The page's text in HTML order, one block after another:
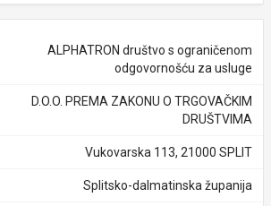
ALPHATRON društvo s ograničenom
odgovornošću za usluge
D.O.O. PREMA ZAKONU O TRGOVAČKIM
DRUŠTVIMA
Vukovarska 113, 21000 SPLIT
Splitsko-dalmatinska županija